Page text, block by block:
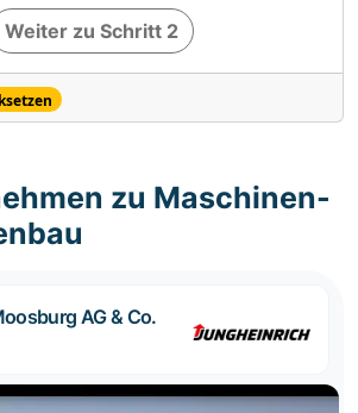
Weiter zu Schritt 2
zu Maschinen-
AG & Co.